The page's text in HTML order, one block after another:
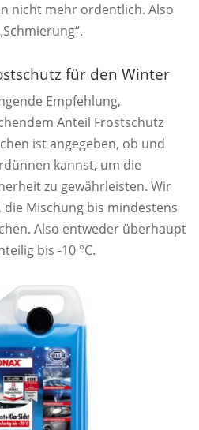
nicht mehr ordentlich. Also
für den Winter
Empfehlung,
Anteil Frostschutz
ist angegeben, ob und
kannst, um die
zu gewährleisten. Wir
Mischung bis mindestens
Also entweder überhaupt
bis -10 °C.